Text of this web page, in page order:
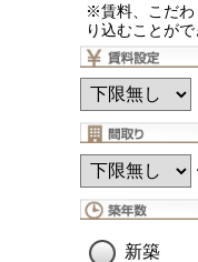
※賃料、こだわ
り込むことがで
新築